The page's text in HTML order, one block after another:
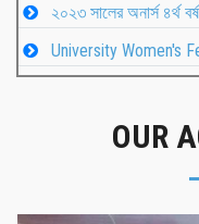
২০২৩ সালের অনার্স ৪র্থ
University Women's
OUR